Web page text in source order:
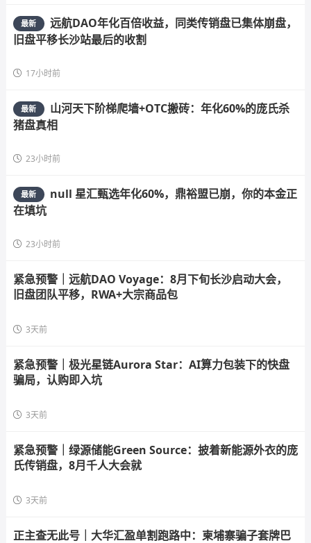
最新
远航DAO年化百倍收益，同类传销盘已集体崩盘，
旧盘平移长沙站最后的收割
17小时前
最新
山河天下阶梯爬墙+OTC搬砖：年化60%的庞氏杀
猪盘真相
23小时前
最新
null 星汇甄选年化60%，鼎裕盟已崩，你的本金正
在填坑
23小时前
紧急预警｜远航DAO Voyage：8月下旬长沙启动大会，
旧盘团队平移，RWA+大宗商品包
3天前
紧急预警｜极光星链Aurora Star：AI算力包装下的快盘
骗局，认购即入坑
3天前
紧急预警｜绿源储能Green Source：披着新能源外衣的庞
氏传销盘，8月千人大会就
3天前
正主查无此号｜大华汇盈单割跑路中：柬埔寨骗子套牌巴